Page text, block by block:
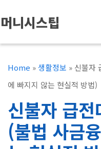
텐
츠
머니시스팁
Home »생활정보 » 신불자
에 빠지지 않는 현실적 방법)
신불자 급
(불법 사금